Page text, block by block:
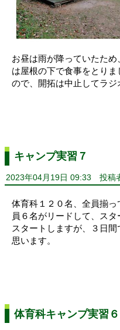
お昼は雨が降っていたた
は屋根の下で食事をとり
ので、開拓は中止してラジ
キャンプ実習７
2023年04月19日 09:33 投稿
体育科１２０名、全員揃
員６名がリードして、ス
スタートしますが、３日
思います。
体育科キャンプ実習６